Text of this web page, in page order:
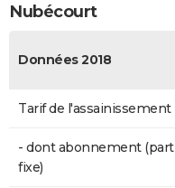
Nubécourt
Données 2018
Tarif de l'assainissement
- dont abonnement (part
fixe)